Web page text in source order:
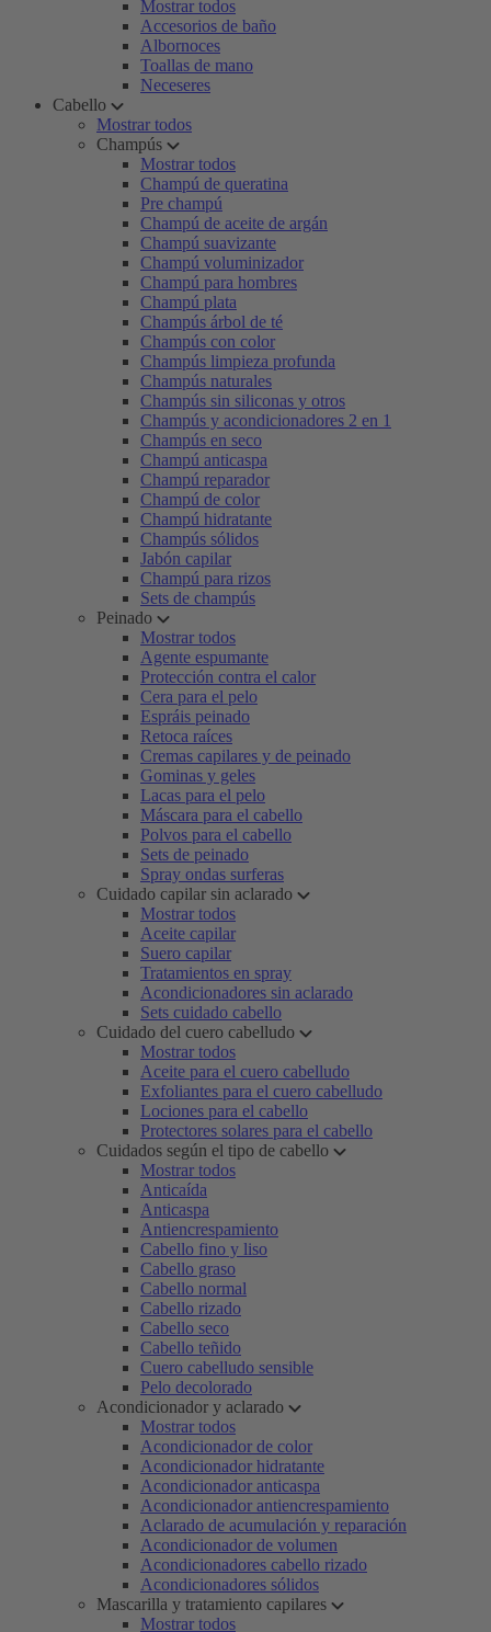
Mostrar todos
Accesorios de baño
Albornoces
Toallas de mano
Neceseres
Cabello
Mostrar todos
Champús
Mostrar todos
Champú de queratina
Pre champú
Champú de aceite de argán
Champú suavizante
Champú voluminizador
Champú para hombres
Champú plata
Champús árbol de té
Champús con color
Champús limpieza profunda
Champús naturales
Champús sin siliconas y otros
Champús y acondicionadores 2 en 1
Champús en seco
Champú anticaspa
Champú reparador
Champú de color
Champú hidratante
Champús sólidos
Jabón capilar
Champú para rizos
Sets de champús
Peinado
Mostrar todos
Agente espumante
Protección contra el calor
Cera para el pelo
Espráis peinado
Retoca raíces
Cremas capilares y de peinado
Gominas y geles
Lacas para el pelo
Máscara para el cabello
Polvos para el cabello
Sets de peinado
Spray ondas surferas
Cuidado capilar sin aclarado
Mostrar todos
Aceite capilar
Suero capilar
Tratamientos en spray
Acondicionadores sin aclarado
Sets cuidado cabello
Cuidado del cuero cabelludo
Mostrar todos
Aceite para el cuero cabelludo
Exfoliantes para el cuero cabelludo
Lociones para el cabello
Protectores solares para el cabello
Cuidados según el tipo de cabello
Mostrar todos
Anticaída
Anticaspa
Antiencrespamiento
Cabello fino y liso
Cabello graso
Cabello normal
Cabello rizado
Cabello seco
Cabello teñido
Cuero cabelludo sensible
Pelo decolorado
Acondicionador y aclarado
Mostrar todos
Acondicionador de color
Acondicionador hidratante
Acondicionador anticaspa
Acondicionador antiencrespamiento
Aclarado de acumulación y reparación
Acondicionador de volumen
Acondicionadores cabello rizado
Acondicionadores sólidos
Mascarilla y tratamiento capilares
Mostrar todos